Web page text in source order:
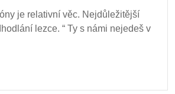
je relativní věc. Nejdůležitější
lezce. “ Ty s námi nejedeš v